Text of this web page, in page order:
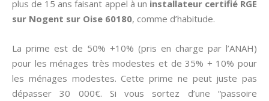
plus de 15 ans faisant appel à un installateur certifié RGE
sur Nogent sur Oise 60180, comme d’habitude.
La prime est de 50% +10% (pris en charge par l’ANAH)
pour les ménages très modestes et de 35% + 10% pour
les ménages modestes. Cette prime ne peut juste pas
dépasser 30 000€. Si vous sortez d’une “passoire